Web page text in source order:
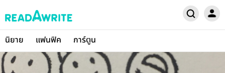
นิยาย แฟนฟิค การ์ตูน